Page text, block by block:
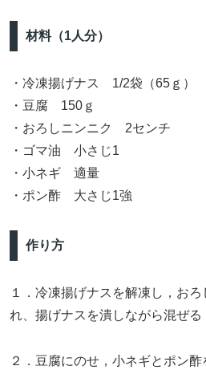
材料（1人分）
・冷凍揚げナス 1/2袋（65ｇ）
・豆腐 150ｇ
・おろしニンニク
・ゴマ油 小さじ1
・小ネギ 適量
・ポン酢 大さじ1強
作り方
１．冷凍揚げナスを解凍し，お
れ、揚げナスを潰しながら混ぜる
２．豆腐にのせ，小ネギとポン酢